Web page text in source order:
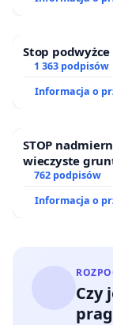
Puszczy
Stop
1 363 podpisów
Informacja o
STOP
wieczyste
ogrody
762 podpisów
Informacja o
Czy